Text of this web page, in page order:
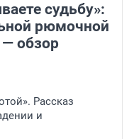
судьбу»:
рюмочной
— обзор
Рассказ
и